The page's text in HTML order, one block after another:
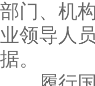
部门、机
业领导人
据。